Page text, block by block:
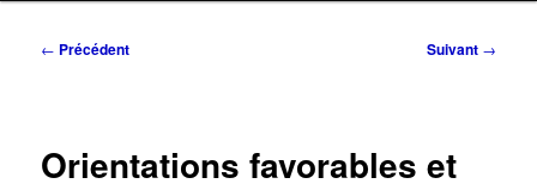
Navigation
← Précédent Suivant →
Orientations favorables et